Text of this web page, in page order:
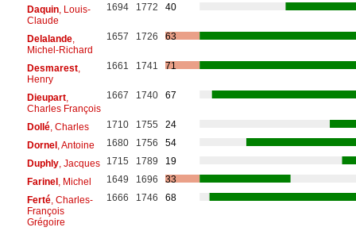
Daquin, Louis-
Claude
1694 1772 40
Delalande,
Michel-Richard
1657 1726 63
Desmarest,
Henry
1661 1741 71
Dieupart,
Charles François
1667 1740 67
Dollé, Charles 1710 1755
24
Dornel, Antoine 1680 1756
54
Duphly, Jacques 1715 1789
19
Farinel, Michel 1649 1696
33
Ferté, Charles-
François
Grégoire
1666 1746 68